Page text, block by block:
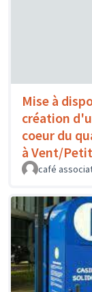
Mise à
création
coeur du
à Vent/
café